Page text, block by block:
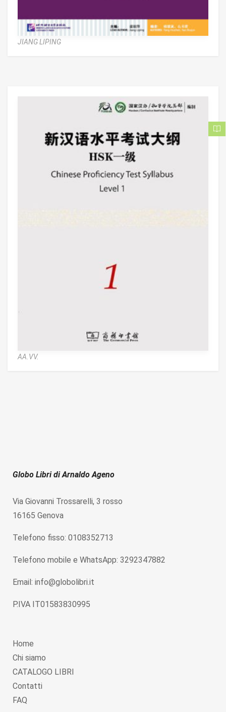
JIANG LIPING
AA.VV.
Globo Libri di Arnaldo Ageno
Via Giovanni Trossarelli, 3 rosso
16165 Genova
Telefono fisso: 0108352713
Telefono mobile e WhatsApp: 3292347882
Email: info@globolibri.it
P.IVA IT01583830995
Home
Chi siamo
CATALOGO LIBRI
Contatti
FAQ